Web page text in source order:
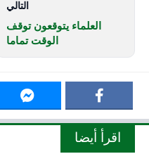
التالي
العلماء يتوقعون توقف
الوقت تماما
اقرأ أيضا